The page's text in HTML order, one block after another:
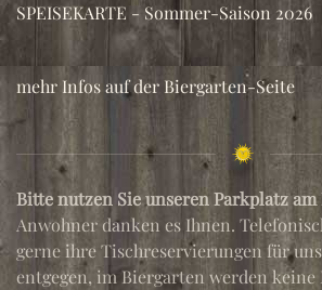
SPEISEKARTE - Sommer-Saison 2026
mehr Infos auf der Biergarten-Seite
Bitte nutzen Sie unseren Parkplatz
Anwohner danken es Ihnen.
gerne ihre Tischreservierungen für
entgegen, im Biergarten werden keine